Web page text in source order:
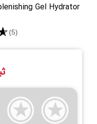
Gel Hydrator
(5)